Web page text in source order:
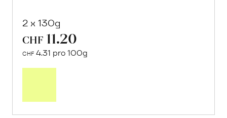
2 x 130g
CHF 11.20
CHF 4.31 pro 100g